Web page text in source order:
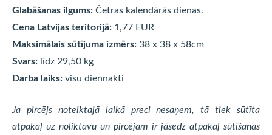
Glabāšanas ilgums:Četras kalendārās dienas.
Cena Latvijas teritorijā: 1,77 EUR
Maksimālais sūtījuma izmērs:38 x 38 x 58cm
Svars: līdz 29,50 kg
Darba laiks:visu diennakti
Ja pircējs noteiktajā laikā preci nesaņem, tā tiek sūtīta
atpakaļ uz noliktavu un pircējam ir jāsedz atpakaļ sūtīšanas